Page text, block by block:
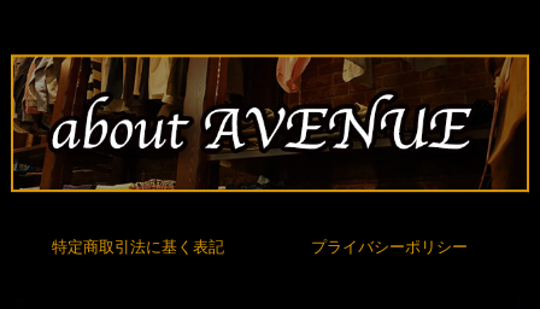
特定商取引法に基く表記 プライバシーポリシー